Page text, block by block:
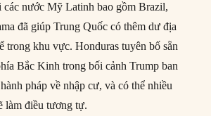
các nước Mỹ Latinh bao gồm Brazil,
đã giúp Trung Quốc có thêm dư địa
trong khu vực. Honduras tuyên bố sẵn
Bắc Kinh trong bối cảnh Trump ban
pháp về nhập cư, và có thể nhiều
làm điều tương tự.